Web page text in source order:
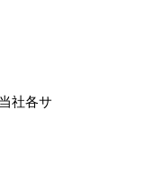
社各サ